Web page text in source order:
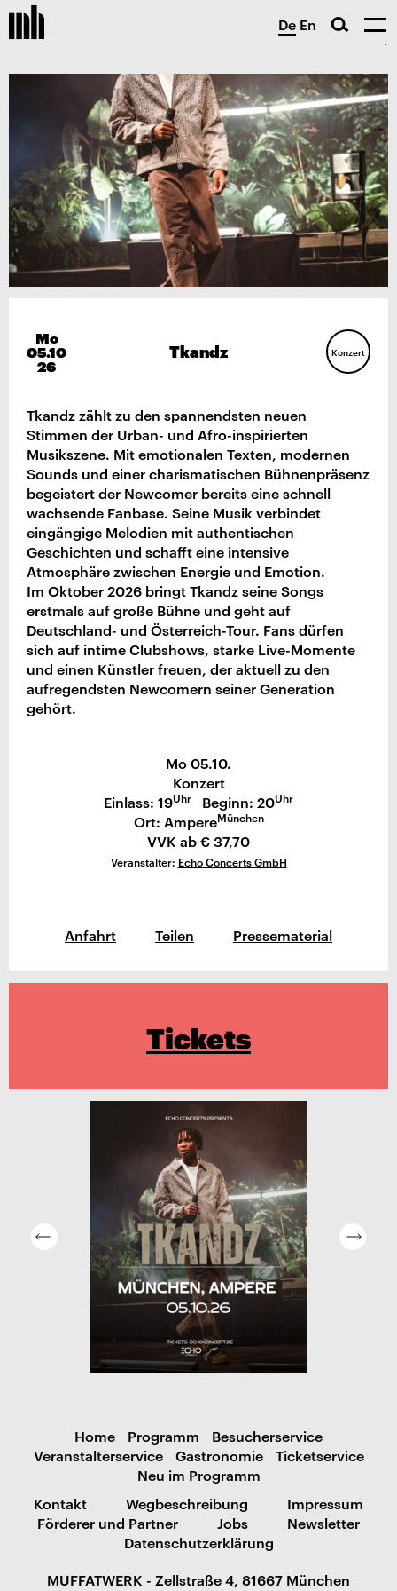
De En
Mo
05.10
26
Tkandz Konzert
Tkandz zählt zu den spannendsten neuen
Stimmen der Urban- und Afro-inspirierten
Musikszene. Mit emotionalen Texten, modernen
Sounds und einer charismatischen Bühnenpräsenz
begeistert der Newcomer bereits eine schnell
wachsende Fanbase. Seine Musik verbindet
eingängige Melodien mit authentischen
Geschichten und schafft eine intensive
Atmosphäre zwischen Energie und Emotion.
Im Oktober 2026 bringt Tkandz seine Songs
erstmals auf große Bühne und geht auf
Deutschland- und Österreich-Tour. Fans dürfen
sich auf intime Clubshows, starke Live-Momente
und einen Künstler freuen, der aktuell zu den
aufregendsten Newcomern seiner Generation
gehört.
Mo 05.10.
Konzert
Einlass: 19Uhr Beginn: 20Uhr
Ort: AmpereMünchen
VVK ab € 37,70
Veranstalter: Echo Concerts GmbH
Anfahrt Teilen Pressematerial
Tickets
Home Programm
Besucherservice
Veranstalterservice
Gastronomie
Ticketservice
Neu im Programm
Kontakt
Wegbeschreibung
Impressum
Förderer und Partner
Jobs
Newsletter
Datenschutzerklärung
MUFFATWERK - Zellstraße 4, 81667 München